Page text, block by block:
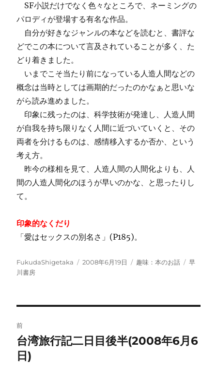
SF小説だけでなく色々なところで、ネーミングの
パロディが登場する有名な作品。
自分が好きなジャンルの本などを読むと、書評な
どでこの本について言及されていることが多く、た
どり着きました。
いまでこそ当たり前になっている人造人間などの
概念は当時としては画期的だったのかなぁと思いな
がら読み進めました。
印象に残ったのは、科学技術が発達し、人造人間
が自我を持ち限りなく人間に近づいていくと、その
両者を分けるものは、感情移入するか否か、という
考え方。
昨今の様相を見て、人造人間の人間化よりも、人
間の人造人間化のほうが早いのかな、と思ったりし
て。
印象的なくだり
「愛はセックスの別名さ」(P185)。
投
稿
FukudaShigetaka
投
2008年6月19日
カ
趣味：本のお話
タ
早
川書房
稿
ナ
前
前
の
台湾旅行記二日目後半(2008年6月6
日)